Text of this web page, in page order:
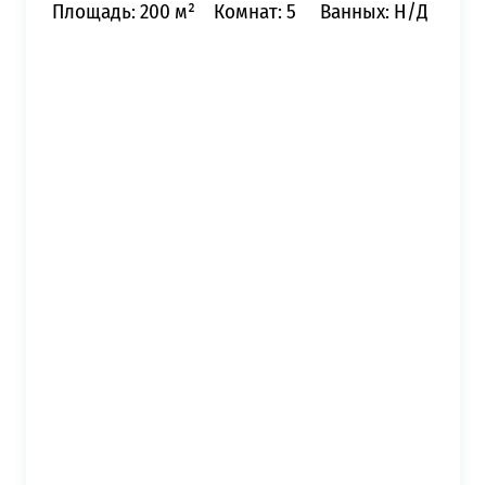
Площадь: 200 м² Комнат: 5 Ванных: Н/Д